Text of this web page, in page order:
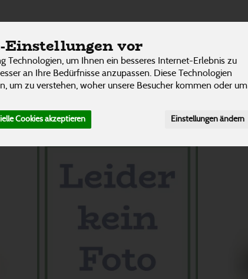
Einstellungen vor
Technologien, um Ihnen ein besseres Internet-Erlebnis zu
an Ihre Bedürfnisse anzupassen. Diese Technologien
um zu verstehen, woher unsere Besucher kommen oder um
Cookies akzeptieren Einstellungen ändern
Produkt